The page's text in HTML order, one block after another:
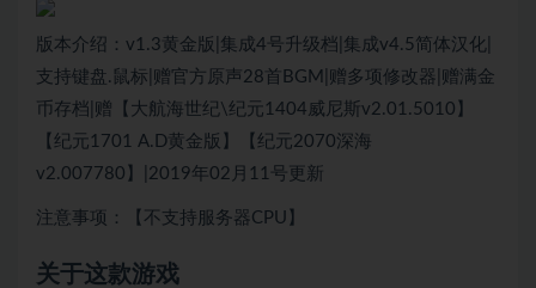
版本介绍：v1.3黄金版|集成4号升级档|集成v4.5简体汉化|
支持键盘.鼠标|赠官方原声28首BGM|赠多项修改器|赠满金
币存档|赠【大航海世纪\纪元1404威尼斯v2.01.5010】
【纪元1701 A.D黄金版】【纪元2070深海
v2.007780】|2019年02月11号更新
注意事项：【不支持服务器CPU】
关于这款游戏